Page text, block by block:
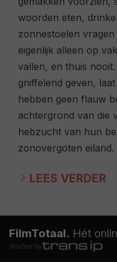
woorden eten,
zonnestoelen
eigenlijk alleen op
vallen, en thuis
gniffelend geven,
hebben geen flauw
achtergrond van die
hebzucht van hun
zonovergoten eiland.
LEES VERDER
FilmTotaal. Hét
hosted by